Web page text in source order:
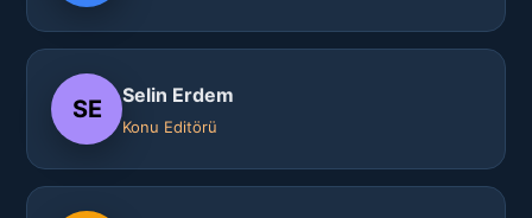
SE
Selin Erdem
Konu Editörü